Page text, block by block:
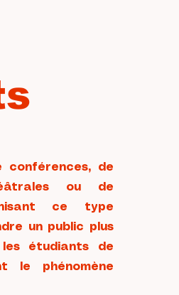
conférences, de
ou de
ce type
un public plus
étudiants de
le phénomène